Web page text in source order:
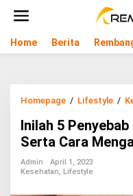
t
Home Berita
Homepage / Lifestyle /
Inilah 5
Serta Cara
Admin
April 1, 2023
Kesehatan, Lifestyle